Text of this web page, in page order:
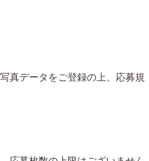
真データをご登録の上、応募規